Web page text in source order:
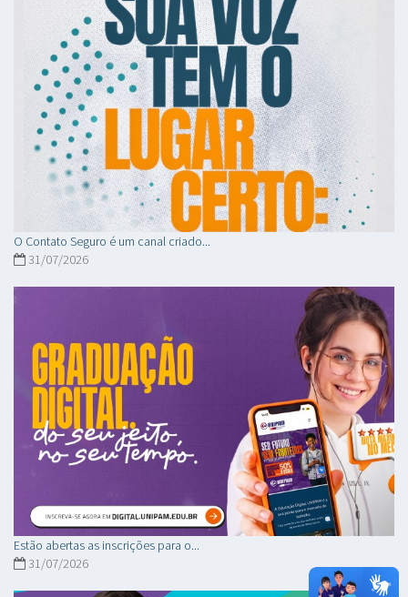
O Contato Seguro é um canal criado...
31/07/2026
Estão abertas as inscrições para o...
31/07/2026